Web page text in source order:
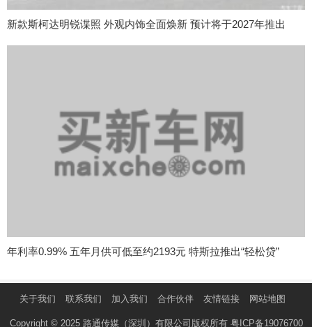
新款斯柯达明锐谍照 外观内饰全面焕新 预计将于2027年推出
年利率0.99% 五年月供可低至约2193元 特斯拉推出“轻松贷”
关于我们 联系我们 加入我们 合作伙伴 友情链接 网站地图
Copyright © 2025 路通传媒（深圳）有限公司版权所有 粤ICP备19076700